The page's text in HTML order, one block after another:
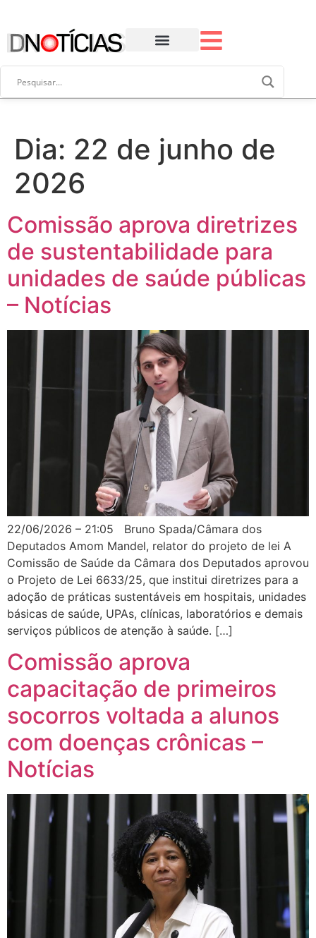
Dia: 22 de junho de
2026
Comissão aprova diretrizes
de sustentabilidade para
unidades de saúde públicas
– Notícias
22/06/2026 – 21:05 Bruno Spada/Câmara dos
Deputados Amom Mandel, relator do projeto de lei A
Comissão de Saúde da Câmara dos Deputados aprovou
o Projeto de Lei 6633/25, que institui diretrizes para a
adoção de práticas sustentáveis em hospitais, unidades
básicas de saúde, UPAs, clínicas, laboratórios e demais
serviços públicos de atenção à saúde. […]
Comissão aprova
capacitação de primeiros
socorros voltada a alunos
com doenças crônicas –
Notícias